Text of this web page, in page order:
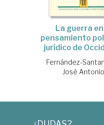
La guerra en
pensamiento
jurídico de
Fernández-
José Antonio